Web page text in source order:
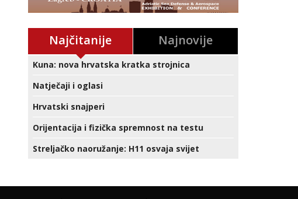
Najčitanije Najnovije
Kuna: nova hrvatska kratka strojnica
Natječaji i oglasi
Hrvatski snajperi
Orijentacija i fizička spremnost na testu
Streljačko naoružanje: H11 osvaja svijet